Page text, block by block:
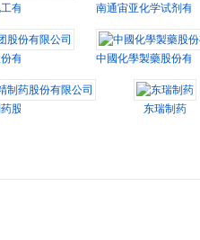
有限公司 南通宙亚化学试剂有
有限公司 中國化學製藥股份有
股份有限公司 东瑞制药